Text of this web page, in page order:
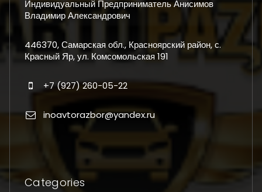
Индивидуальный Предприниматель Анисимов
Владимир Александрович
446370, Самарская обл., Красноярский район, с.
Красный Яр, ул. Комсомольская 191
+7 (927) 260-05-22
inoavtorazbor@yandex.ru
Categories